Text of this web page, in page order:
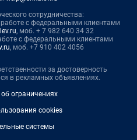
сотрудничества:
с федеральными клиентами
, моб. + 7 982 640 34 32
с федеральными клиентами
, моб. +7 910 402 4056
за достоверность
в рекламных объявлениях.
ограничениях
cookies
системы